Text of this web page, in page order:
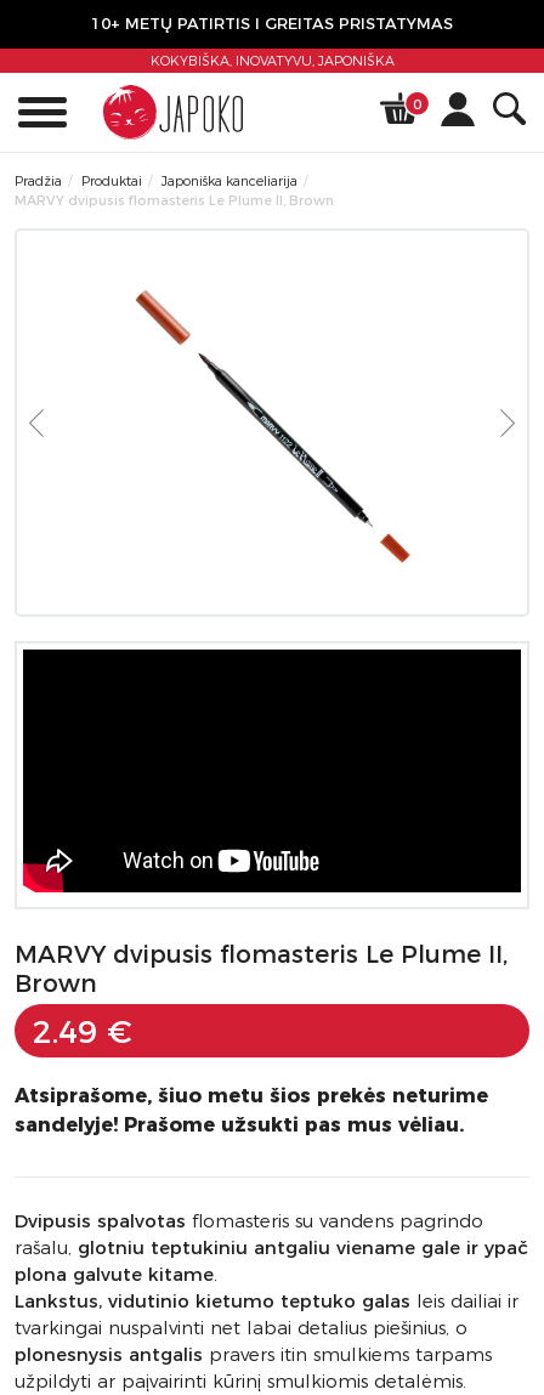
10+ METŲ PATIRTIS I GREITAS PRISTATYMAS
KOKYBIŠKA, INOVATYVU,JAPONIŠKA
0
Pradžia Produktai
Japoniška kanceliarija
MARVY dvipusis flomasteris Le Plume II, Brown
MARVY dvipusis flomasteris Le Plume II,
Brown
2.49 €
Atsiprašome, šiuo metu šios prekės neturime
sandelyje! Prašome užsukti pas mus vėliau.
Dvipusis spalvotas flomasteris su vandens pagrindo
rašalu, glotniu teptukiniu antgaliu viename gale ir ypač
plona galvute kitame.
Lankstus, vidutinio kietumo teptuko galas leis dailiai ir
tvarkingai nuspalvinti net labai detalius piešinius, o
plonesnysis antgalis pravers itin smulkiems tarpams
užpildyti ar paįvairinti kūrinį smulkiomis detalėmis.